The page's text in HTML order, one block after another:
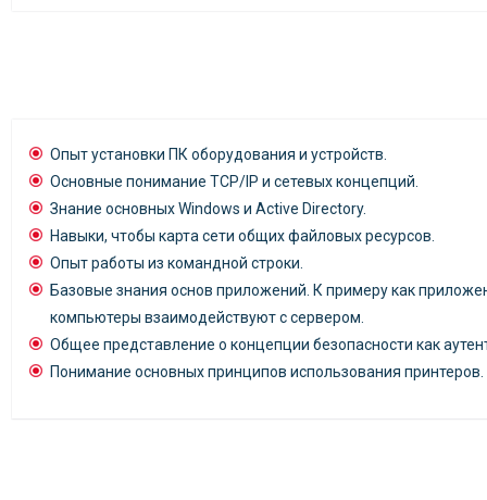
Опыт установки ПК оборудования и устройств.
Основные понимание TCP/IP и сетевых концепций.
Знание основных Windows и Active Directory.
Навыки, чтобы карта сети общих файловых ресурсов.
Опыт работы из командной строки.
Базовые знания основ приложений. К примеру как
компьютеры взаимодействуют с сервером.
Общее представление о концепции безопасности как
Понимание основных принципов использования принтеров.